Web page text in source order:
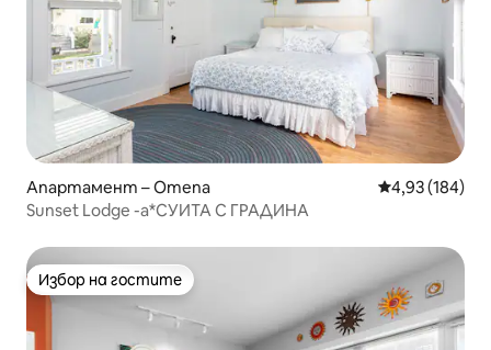
Апартамент – Omena Средна
4,93 (184)
Sunset Lodge -a*СУИТА С ГРАДИНА
Избор на гостите
Избор на гостите